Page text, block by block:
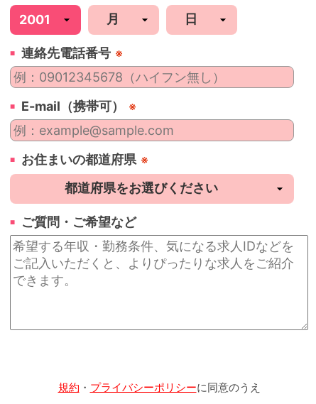
連絡先電話番号 ※
E-mail（携帯可） ※
お住まいの都道府県 ※
ご質問・ご希望など
規約 ・ プライバシーポリシーに同意のうえ